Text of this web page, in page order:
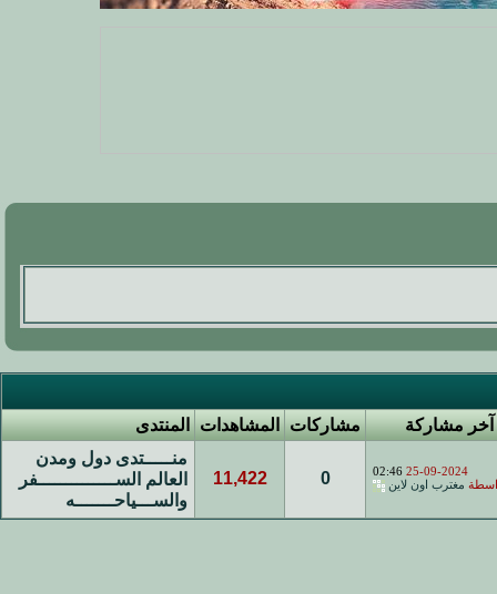
آخر مشاركة مشاركات المشاهدات المنتدى
25-09-2024
02:46
مغترب اون لاين 0
11,422
منـــــتدى دول ومدن
العالم الســــــــــــــفر
والســـياحـــــــه